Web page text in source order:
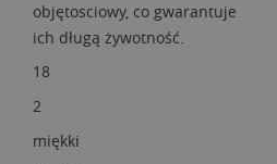
objętosciowy, co gwarantuje
ich długą żywotność.
18
2
miękki